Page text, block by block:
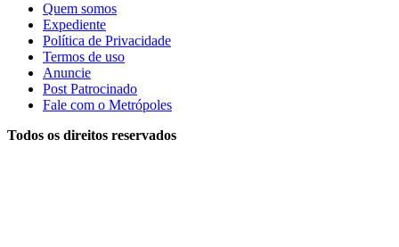
Quem somos
Expediente
Política de Privacidade
Termos de uso
Anuncie
Post Patrocinado
Fale com o Metrópoles
Todos os direitos reservados